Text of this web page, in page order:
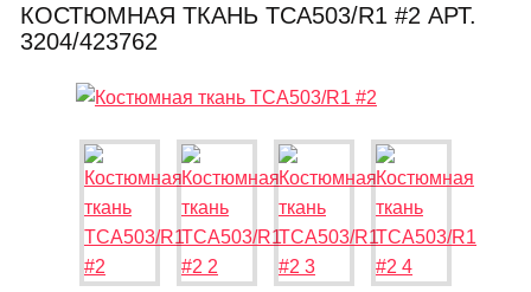
КОСТЮМНАЯ ТКАНЬ TCA503/R1 #2 АРТ.
3204/423762